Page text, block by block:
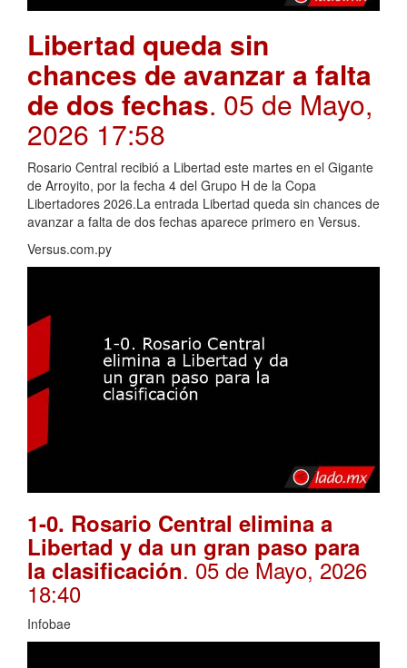
Libertad queda sin
chances de avanzar a falta
de dos fechas. 05 de Mayo,
2026 17:58
Rosario Central recibió a Libertad este martes en el Gigante
de Arroyito, por la fecha 4 del Grupo H de la Copa
Libertadores 2026.La entrada Libertad queda sin chances de
avanzar a falta de dos fechas aparece primero en Versus.
Versus.com.py
1-0. Rosario Central elimina a
Libertad y da un gran paso para
la clasificación. 05 de Mayo, 2026
18:40
Infobae